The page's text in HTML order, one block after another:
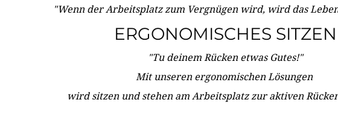
"Wenn der Arbeitsplatz zum Vergnügen wird, wird das
ERGONOMISCHES SITZEN
"Tu deinem Rücken etwas Gutes!"
Mit unseren ergonomischen Lösungen
wird sitzen und stehen am Arbeitsplatz zur aktiven